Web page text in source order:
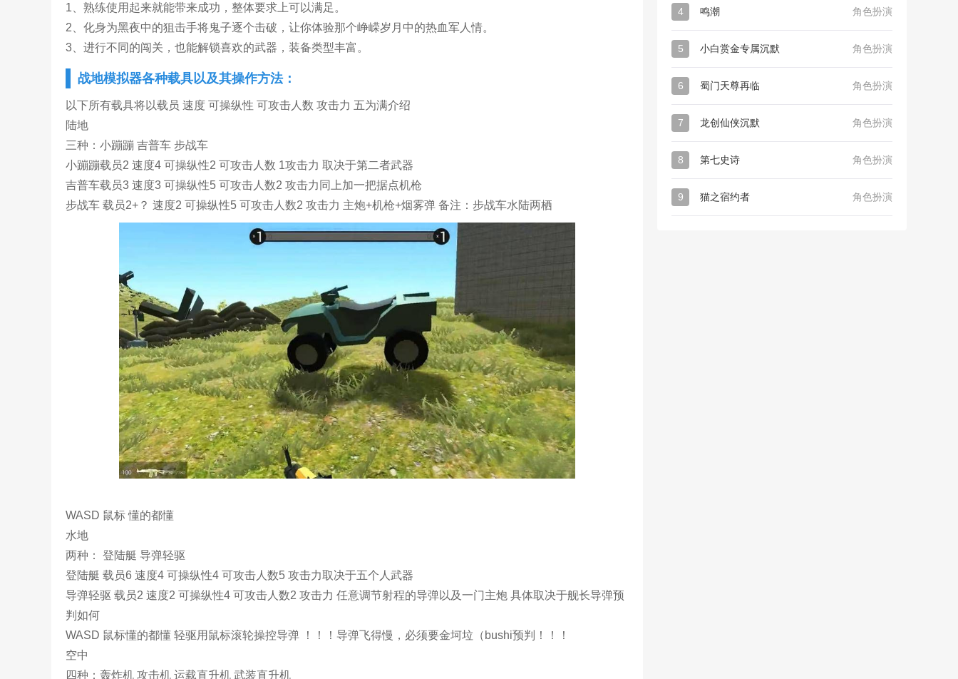
1、熟练使用起来就能带来成功，整体要求上可以满足。
2、化身为黑夜中的狙击手将鬼子逐个击破，让你体验那个峥嵘岁月中的热血军人情。
3、进行不同的闯关，也能解锁喜欢的武器，装备类型丰富。
战地模拟器各种载具以及其操作方法：
以下所有载具将以载员 速度 可操纵性 可攻击人数 攻击力 五为满介绍
陆地
三种：小蹦蹦 吉普车 步战车
小蹦蹦载员2 速度4 可操纵性2 可攻击人数 1攻击力 取决于第二者武器
吉普车载员3 速度3 可操纵性5 可攻击人数2 攻击力同上加一把据点机枪
步战车 载员2+？ 速度2 可操纵性5 可攻击人数2 攻击力 主炮+机枪+烟雾弹 备注：步战车水陆两栖
WASD 鼠标 懂的都懂
水地
两种： 登陆艇 导弹轻驱
登陆艇 载员6 速度4 可操纵性4 可攻击人数5 攻击力取决于五个人武器
导弹轻驱 载员2 速度2 可操纵性4 可攻击人数2 攻击力 任意调节射程的导弹以及一门主炮 具体取决于舰长导弹预
判如何
WASD 鼠标懂的都懂 轻驱用鼠标滚轮操控导弹 ！！！导弹飞得慢，必须要金坷垃（bushi预判！！！
空中
四种：轰炸机 攻击机 运载直升机 武装直升机
4 鸣潮 角色扮演
5 小白赏金专属沉默 角色扮演
6 蜀门天尊再临 角色扮演
7 龙创仙侠沉默 角色扮演
8 第七史诗 角色扮演
9 猫之宿约者 角色扮演